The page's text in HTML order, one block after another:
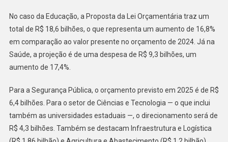
No caso da Educação, a Proposta da Lei Orçamentária traz um
total de R$ 18,6 bilhões, o que representa um aumento de 16,8%
em comparação ao valor presente no orçamento de 2024. Já na
Saúde, a projeção é de uma despesa de R$ 9,3 bilhões, um
aumento de 17,4%.
Para a Segurança Pública, o orçamento previsto em 2025 é de R$
6,4 bilhões. Para o setor de Ciências e Tecnologia — o que inclui
também as universidades estaduais —, o direcionamento será de
R$ 4,3 bilhões. Também se destacam Infraestrutura e Logística